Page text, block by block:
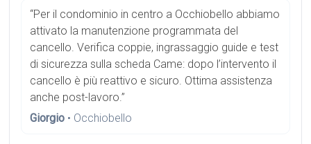
“Per il condominio in centro a Occhiobello abbiamo
attivato la manutenzione programmata del
cancello. Verifica coppie, ingrassaggio guide e test
di sicurezza sulla scheda Came: dopo l’intervento il
cancello è più reattivo e sicuro. Ottima assistenza
anche post-lavoro.”
Giorgio • Occhiobello